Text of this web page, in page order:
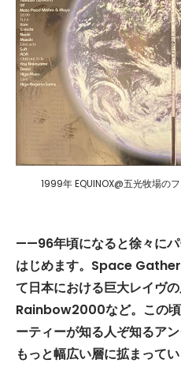
1999年 EQUINOX@五光牧場の
——96年頃になると徐々にパ
はじめます。Space
て日本における巨大レイヴ
Rainbow2000など。この
ーティーが知る人ぞ知るア
もっと幅広い層に拡まって